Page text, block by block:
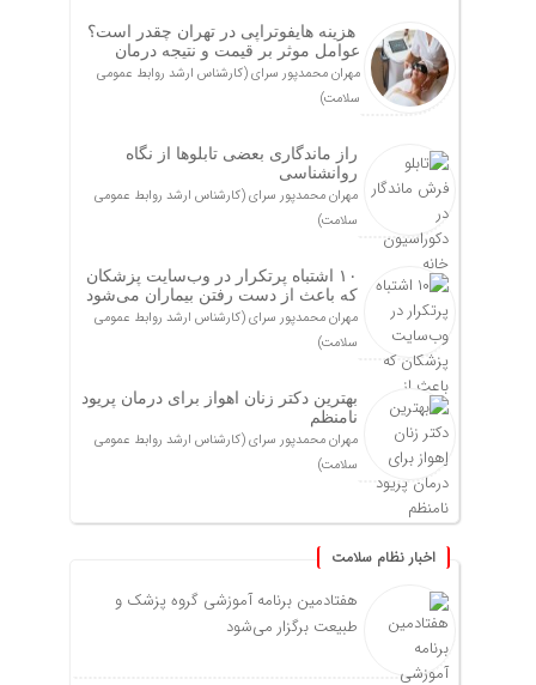
هزینه هایفوتراپی در تهران چقدر است؟
عوامل موثر بر قیمت و نتیجه درمان
مهران محمدپور سرای (کارشناس ارشد روابط عمومی
سلامت)
راز ماندگاری بعضی تابلوها از نگاه
روانشناسی
مهران محمدپور سرای (کارشناس ارشد روابط عمومی
سلامت)
۱۰ اشتباه پرتکرار در وب‌سایت پزشکان
که باعث از دست رفتن بیماران می‌شود
مهران محمدپور سرای (کارشناس ارشد روابط عمومی
سلامت)
بهترین دکتر زنان اهواز برای درمان پریود
نامنظم
مهران محمدپور سرای (کارشناس ارشد روابط عمومی
سلامت)
اخبار نظام سلامت
هفتادمین برنامه آموزشی گروه پزشک و
طبیعت برگزار می‌شود